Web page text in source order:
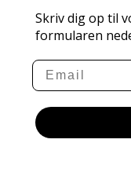
Skriv dig op til
formularen
Email